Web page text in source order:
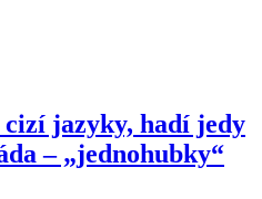
jazyky, hadí jedy
–⁠ „jednohubky“